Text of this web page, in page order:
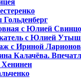
с Юлией
с Юлией
с Ириной
Калачёва.